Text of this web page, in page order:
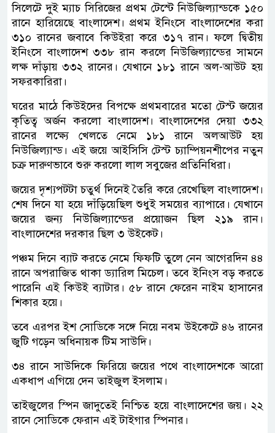
সিলেটে দুই ম্যাচ সিরিজের প্রথম টেস্টে নিউজিল্যান্ডকে ১৫০
রানে হারিয়েছে বাংলাদেশ। প্রথম ইনিংসে বাংলাদেশের করা
৩১০ রানের জবাবে কিউইরা করে ৩১৭ রান। ফলে দ্বিতীয়
ইনিংসে বাংলাদেশ ৩৩৮ রান করলে নিউজিল্যান্ডের সামনে
লক্ষ দাঁড়ায় ৩৩২ রানের। যেখানে ১৮১ রানে অল-আউট হয়
সফরকারিরা।
ঘরের মাঠে কিউইদের বিপক্ষে প্রথমবারের মতো টেস্ট জয়ের
কৃতিত্ব অর্জন করলো বাংলাদেশ। বাংলাদেশের দেয়া ৩৩২
রানের লক্ষ্যে খেলতে নেমে ১৮১ রানে অলআউট হয়
নিউজিল্যান্ড। এই জয়ে আইসিসি টেস্ট চ্যাম্পিয়নশীপের নতুন
চক্র দারুণভাবে শুরু করলো লাল সবুজের প্রতিনিধিরা।
জয়ের দৃশ্যপটটা চতুর্থ দিনেই তৈরি করে রেখেছিল বাংলাদেশ।
শেষ দিনে যা হয়ে দাঁড়িয়েছিল শুধুই সময়ের ব্যাপারে। যেখানে
জয়ের জন্য নিউজিল্যান্ডের প্রয়োজন ছিল ২১৯ রান।
বাংলাদেশের দরকার ছিল ৩ উইকেট।
পঞ্চম দিনে ব্যাট করতে নেমে ফিফটি তুলে নেন আগেরদিন ৪৪
রানে অপরাজিত থাকা ড্যারিল মিচেল। তবে ইনিংস বড় করতে
পারেনি এই কিউই ব্যাটার। ৫৮ রানে ফেরেন নাইম হাসানের
শিকার হয়ে।
তবে এরপর ইশ সোডিকে সঙ্গে নিয়ে নবম উইকেটে ৪৬ রানের
জুটি গড়েন অধিনায়ক টিম সাউদি।
৩৪ রানে সাউদিকে ফিরিয়ে জয়ের পথে বাংলাদেশকে আরো
একধাপ এগিয়ে দেন তাইজুল ইসলাম।
তাইজুলের স্পিন জাদুতেই নিশ্চিত হয়ে বাংলাদেশের জয়। ২২
রানে সোডিকে ফেরান এই টাইগার স্পিনার।